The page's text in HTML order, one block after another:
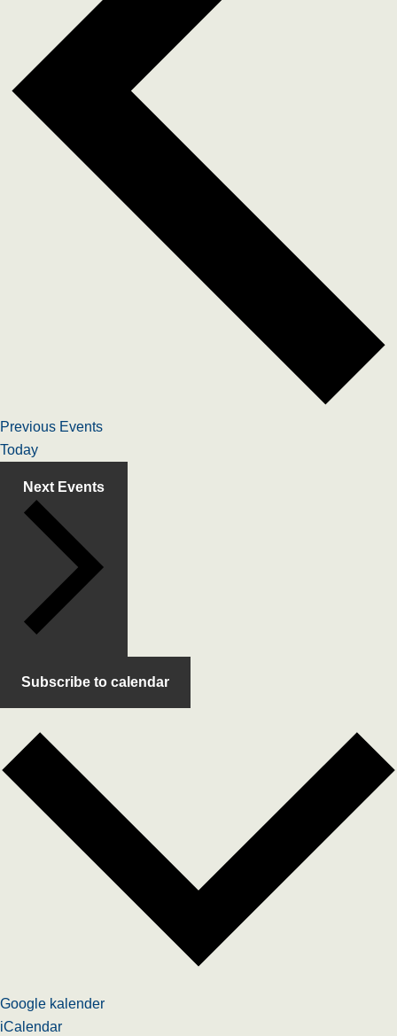
Previous Events
Today
Next Events
Subscribe to calendar
Google kalender
iCalendar